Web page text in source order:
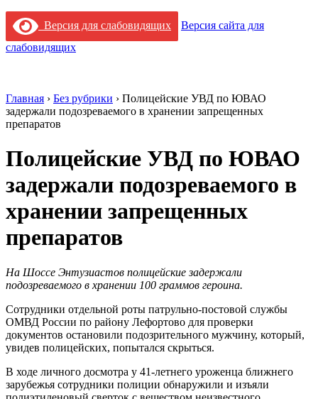
Версия для слабовидящих
Версия сайта для
слабовидящих
Главная › Без рубрики › Полицейские УВД по ЮВАО
задержали подозреваемого в хранении запрещенных
препаратов
Полицейские УВД по ЮВАО
задержали подозреваемого в
хранении запрещенных
препаратов
На Шоссе Энтузиастов полицейские задержали
подозреваемого в хранении 100 граммов героина.
Сотрудники отдельной роты патрульно-постовой службы
ОМВД России по району Лефортово для проверки
документов остановили подозрительного мужчину, который,
увидев полицейских, попытался скрыться.
В ходе личного досмотра у 41-летнего уроженца ближнего
зарубежья сотрудники полиции обнаружили и изъяли